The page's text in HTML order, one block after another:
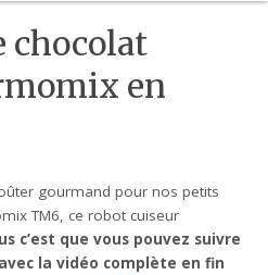
chocolat
en
gourmand pour nos petits
TM6, ce robot cuiseur
c’est que vous pouvez suivre
la vidéo complète en fin